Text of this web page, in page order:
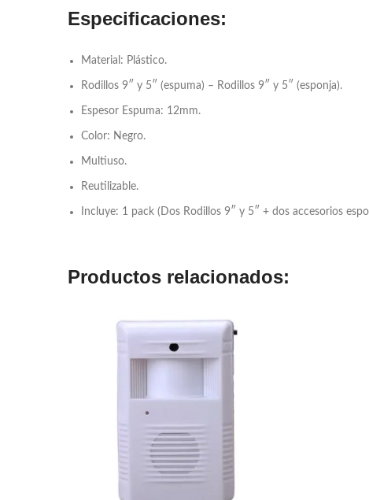
Especificaciones:
Material: Plástico.
Rodillos 9″ y 5″ (espuma) – Rodillos 9″ y 5″ (esponja).
Espesor Espuma: 12mm.
Color: Negro.
Multiuso.
Reutilizable.
Incluye: 1 pack (Dos Rodillos 9″ y 5″ + dos accesorios
Productos relacionados: